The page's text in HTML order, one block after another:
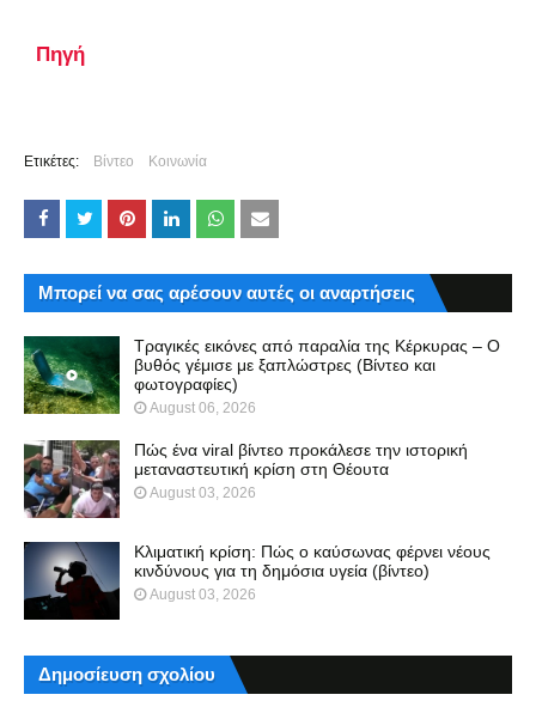
Πηγή
Ετικέτες: Βίντεο Κοινωνία
Μπορεί να σας αρέσουν αυτές οι αναρτήσεις
Τραγικές εικόνες από παραλία της Κέρκυρας – Ο
βυθός γέμισε με ξαπλώστρες (Βίντεο και
φωτογραφίες)
August 06, 2026
Πώς ένα viral βίντεο προκάλεσε την ιστορική
μεταναστευτική κρίση στη Θέουτα
August 03, 2026
Κλιματική κρίση: Πώς ο καύσωνας φέρνει νέους
κινδύνους για τη δημόσια υγεία (βίντεο)
August 03, 2026
Δημοσίευση σχολίου